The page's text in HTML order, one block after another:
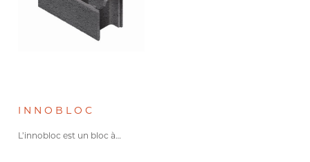
INNOBLOC
L’innobloc est un bloc à…